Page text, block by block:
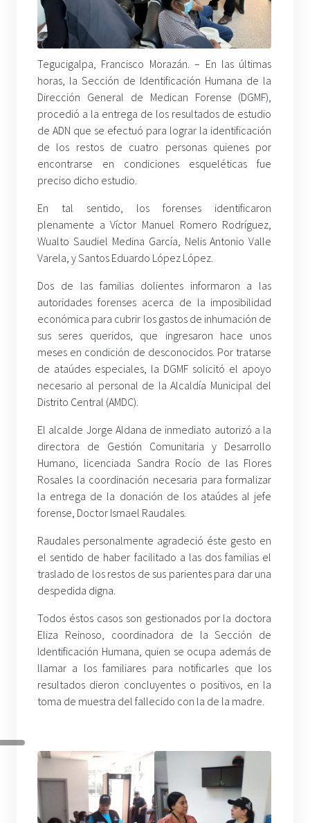
Tegucigalpa, Francisco Morazán. – En las últimas
horas, la Sección de Identificación Humana de la
Dirección General de Medican Forense (DGMF),
procedió a la entrega de los resultados de estudio
de ADN que se efectuó para lograr la identificación
de los restos de cuatro personas quienes por
encontrarse en condiciones esqueléticas fue
preciso dicho estudio.
En tal sentido, los forenses identificaron
plenamente a Víctor Manuel Romero Rodríguez,
Wualto Saudiel Medina García, Nelis Antonio Valle
Varela, y Santos Eduardo López López.
Dos de las familias dolientes informaron a las
autoridades forenses acerca de la imposibilidad
económica para cubrir los gastos de inhumación de
sus seres queridos, que ingresaron hace unos
meses en condición de desconocidos. Por tratarse
de ataúdes especiales, la DGMF solicitó el apoyo
necesario al personal de la Alcaldía Municipal del
Distrito Central (AMDC).
El alcalde Jorge Aldana de inmediato autorizó a la
directora de Gestión Comunitaria y Desarrollo
Humano, licenciada Sandra Rocío de las Flores
Rosales la coordinación necesaria para formalizar
la entrega de la donación de los ataúdes al jefe
forense, Doctor Ismael Raudales.
Raudales personalmente agradeció éste gesto en
el sentido de haber facilitado a las dos familias el
traslado de los restos de sus parientes para dar una
despedida digna.
Todos éstos casos son gestionados por la doctora
Eliza Reinoso, coordinadora de la Sección de
Identificación Humana, quien se ocupa además de
llamar a los familiares para notificarles que los
resultados dieron concluyentes o positivos, en la
toma de muestra del fallecido con la de la madre.